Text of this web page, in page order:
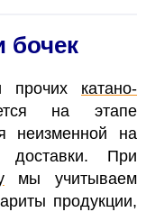
бочек
прочих катано-
на этапе
неизменной на
доставки. При
мы учитываем
продукции,